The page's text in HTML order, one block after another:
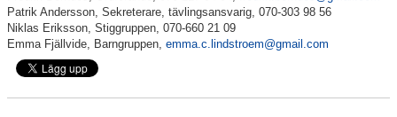
Patrik Andersson, Sekreterare, tävlingsansvarig, 070-303 98 56
Niklas Eriksson, Stiggruppen, 070-660 21 09
Emma Fjällvide, Barngruppen, emma.c.lindstroem@gmail.com